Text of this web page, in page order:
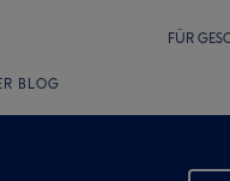
FÜR
BLOG